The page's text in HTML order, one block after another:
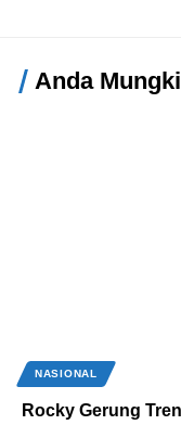
Anda
NASIONAL
Rocky Gerung